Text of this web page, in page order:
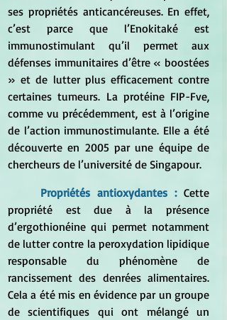
ses propriétés anticancéreuses. En effet,
c’est parce que l’Enokitaké est
immunostimulant qu’il permet aux
défenses immunitaires d’être « boostées
» et de lutter plus efficacement contre
certaines tumeurs. La protéine FIP-Fve,
comme vu précédemment, est à l’origine
de l’action immunostimulante. Elle a été
découverte en 2005 par une équipe de
chercheurs de l’université de Singapour.
Propriétés antioxydantes : Cette
propriété est due à la présence
d’ergothionéine qui permet notamment
de lutter contre la peroxydation lipidique
responsable du phénomène de
rancissement des denrées alimentaires.
Cela a été mis en évidence par un groupe
de scientifiques qui ont mélangé un